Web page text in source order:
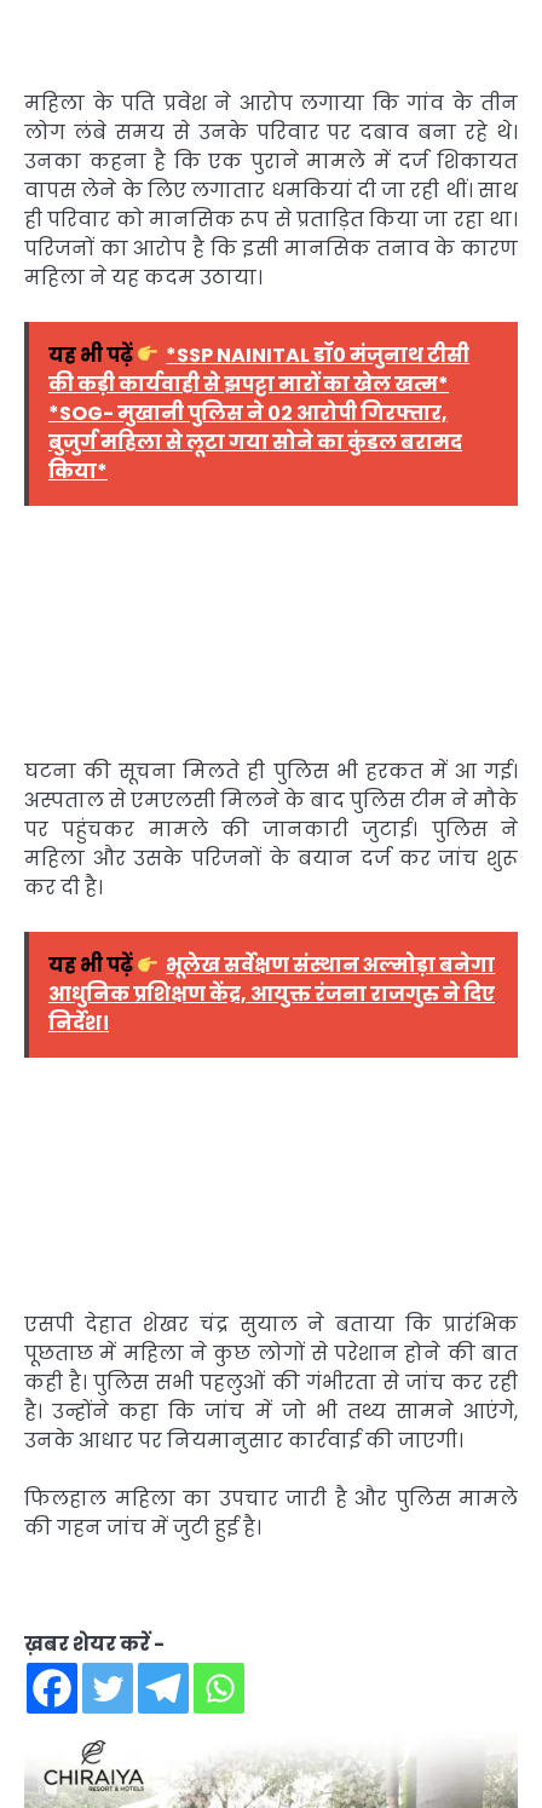
महिला के पति प्रवेश ने आरोप लगाया कि गांव के तीन
लोग लंबे समय से उनके परिवार पर दबाव बना रहे थे।
उनका कहना है कि एक पुराने मामले में दर्ज शिकायत
वापस लेने के लिए लगातार धमकियां दी जा रही थीं। साथ
ही परिवार को मानसिक रूप से प्रताड़ित किया जा रहा था।
परिजनों का आरोप है कि इसी मानसिक तनाव के कारण
महिला ने यह कदम उठाया।
यह भी पढ़ें
*SSP NAINITAL डॉ0 मंजुनाथ टीसी
की कड़ी कार्यवाही से झपट्टा मारों का खेल खत्म*
*SOG- मुखानी पुलिस ने 02 आरोपी गिरफ्तार,
बुजुर्ग महिला से लूटा गया सोने का कुंडल बरामद
किया*
घटना की सूचना मिलते ही पुलिस भी हरकत में आ गई।
अस्पताल से एमएलसी मिलने के बाद पुलिस टीम ने मौके
पर पहुंचकर मामले की जानकारी जुटाई। पुलिस ने
महिला और उसके परिजनों के बयान दर्ज कर जांच शुरू
कर दी है।
यह भी पढ़ें
भूलेख सर्वेक्षण संस्थान अल्मोड़ा बनेगा
आधुनिक प्रशिक्षण केंद्र, आयुक्त रंजना राजगुरु ने दिए
निर्देश।
एसपी देहात शेखर चंद्र सुयाल ने बताया कि प्रारंभिक
पूछताछ में महिला ने कुछ लोगों से परेशान होने की बात
कही है। पुलिस सभी पहलुओं की गंभीरता से जांच कर रही
है। उन्होंने कहा कि जांच में जो भी तथ्य सामने आएंगे,
उनके आधार पर नियमानुसार कार्रवाई की जाएगी।
फिलहाल महिला का उपचार जारी है और पुलिस मामले
की गहन जांच में जुटी हुई है।
ख़बर शेयर करें -